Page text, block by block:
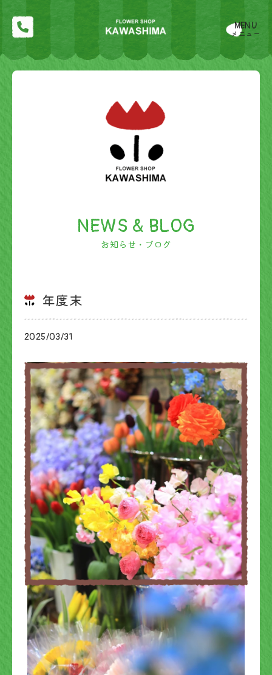
MENU
メニュー
NEWS & BLOG
お知らせ・ブログ
年度末
2025/03/31